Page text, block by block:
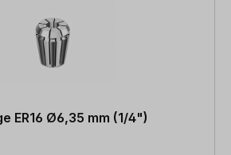
ER16 Ø6,35 mm (1/4")